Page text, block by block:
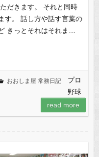
だきます。 それと同時
す。 話し方や話す言葉の
きっとそれはそれま…
おおしま屋 常務日記
プロ
野球
read more